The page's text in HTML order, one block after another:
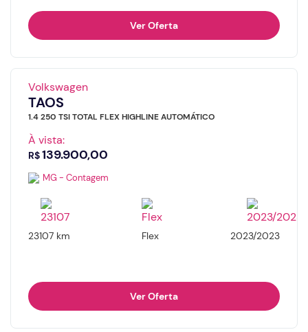
Ver Oferta
Volkswagen
TAOS
1.4 250 TSI TOTAL FLEX HIGHLINE AUTOMÁTICO
À vista:
R$139.900,00
MG - Contagem
23107 km Flex 2023/2023
Ver Oferta